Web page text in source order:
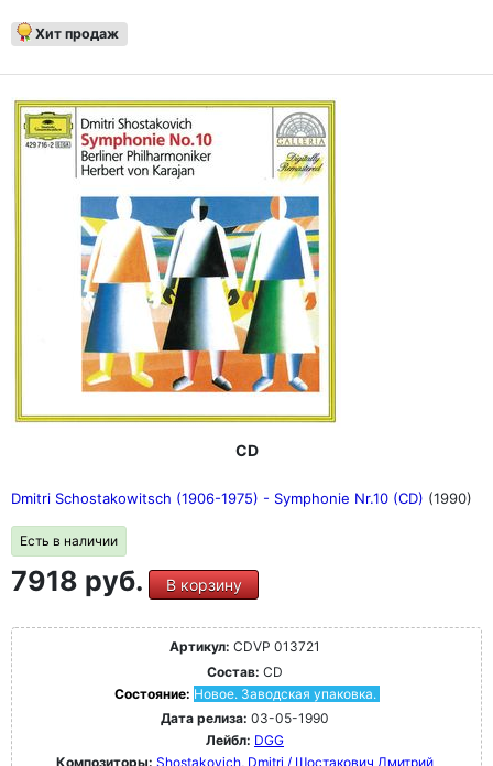
Хит продаж
CD
Dmitri Schostakowitsch (1906-1975) - Symphonie Nr.10 (CD) (1990)
Есть в наличии
7918 руб. В корзину
Артикул: CDVP 013721
Состав: CD
Состояние: Новое. Заводская упаковка.
Дата релиза: 03-05-1990
Лейбл: DGG
Композиторы: Shostakovich, Dmitri / Шостакович Дмитрий